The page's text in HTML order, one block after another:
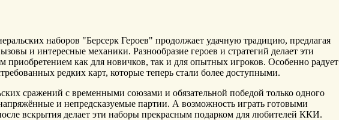
наборов "Берсерк Героев" продолжает удачную традицию, предлагая
и интересные механики. Разнообразие героев и стратегий делает эти
приобретением как для новичков, так и для опытных игроков. Особенно радует
редких карт, которые теперь стали более доступными.
сражений с временными союзами и обязательной победой только одного
и непредсказуемые партии. А возможность играть готовыми
вскрытия делает эти наборы прекрасным подарком для любителей ККИ.